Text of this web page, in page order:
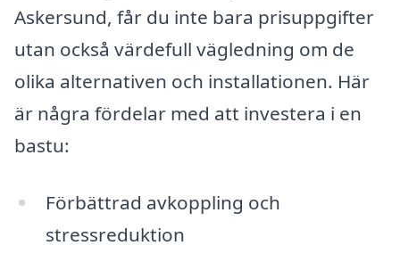
Askersund, får du inte bara prisuppgifter
utan också värdefull vägledning om de
olika alternativen och installationen. Här
är några fördelar med att investera i en
bastu:
Förbättrad avkoppling och
stressreduktion